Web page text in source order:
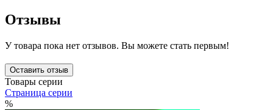
Отзывы
У товара пока нет отзывов. Вы можете стать первым!
Оставить отзыв
Товары серии
Страница серии
%